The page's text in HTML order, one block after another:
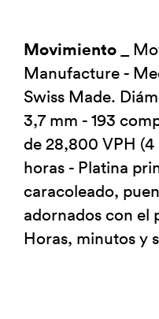
Movimiento _
Manufacture -
Swiss Made.
3,7 mm - 193
de 28,800 VPH (4
horas - Platina
caracoleado,
adornados con el
Horas, minutos y